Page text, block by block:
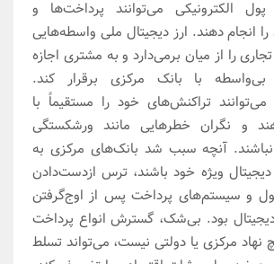
الکترونیکی می‌توانند پرداخت‌ها و
را انجام دهند. ارز دیجیتال ملی واسطه‌هایی
را از میان برمی‌دارد و به مشتری اجازه
بی‌واسطه با بانک مرکزی برقرار کند.
می‌توانند تراکنش‌های خود را مستقیماً با
و نگران خطرهایی مانند ورشکستگی
آنچه سبب شد بانک‌های مرکزی به
دیجیتال ویژه خود باشند، ترس ازدست‌دادن
و سیستم‌های پرداخت پس از اوج‌گرفتن
بود. بی‌شک، گسترش انواع پرداخت
مرکزی یا دولتی نیست، می‌تواند تسلط